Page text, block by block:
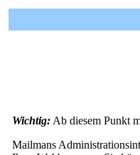
Wichtig: Ab diesem Punkt
Mailmans